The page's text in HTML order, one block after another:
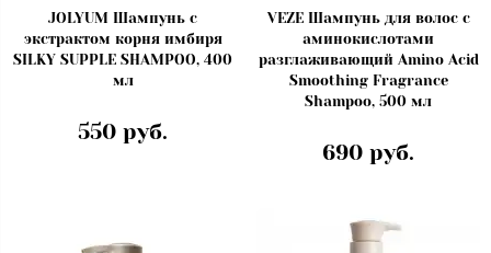
JOLYUM Шампунь с
экстрактом корня имбиря
SILKY SUPPLE SHAMPOO, 400
мл
550 руб.
VEZE Шампунь для волос с
аминокислотами
разглаживающий Amino Acid
Smoothing Fragrance
Shampoo, 500 мл
690 руб.